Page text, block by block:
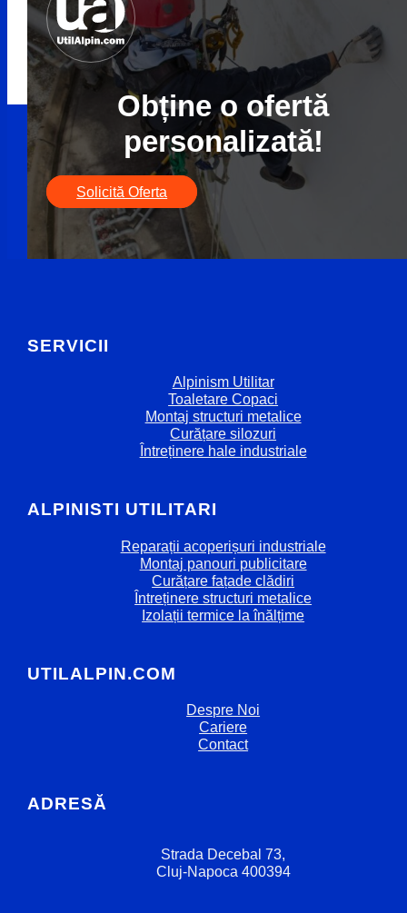
Obține o ofertă
personalizată!
Solicită Oferta
SERVICII
Alpinism Utilitar
Toaletare Copaci
Montaj structuri metalice
Curățare silozuri
Întreținere hale industriale
ALPINISTI UTILITARI
Reparații acoperișuri industriale
Montaj panouri publicitare
Curățare fațade clădiri
Întreținere structuri metalice
Izolații termice la înălțime
UTILALPIN.COM
Despre Noi
Cariere
Contact
ADRESĂ
Strada Decebal 73,
Cluj-Napoca 400394